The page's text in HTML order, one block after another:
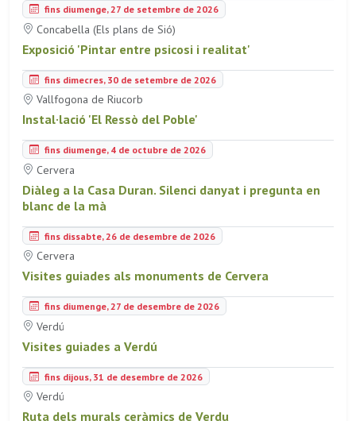
fins diumenge, 27 de setembre de 2026
Concabella (Els plans de Sió)
Exposició 'Pintar entre psicosi i realitat'
fins dimecres, 30 de setembre de 2026
Vallfogona de Riucorb
Instal·lació 'El Ressò del Poble'
fins diumenge, 4 de octubre de 2026
Cervera
Diàleg a la Casa Duran. Silenci danyat i pregunta en
blanc de la mà
fins dissabte, 26 de desembre de 2026
Cervera
Visites guiades als monuments de Cervera
fins diumenge, 27 de desembre de 2026
Verdú
Visites guiades a Verdú
fins dijous, 31 de desembre de 2026
Verdú
Ruta dels murals ceràmics de Verdu